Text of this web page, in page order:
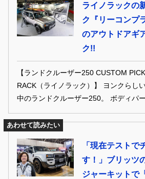
ライノラックの
ク『リーコンプ
のアウトドアギ
ク!!
【ランドクルーザー250 CUSTOM
RACK（ライノラック）】 ヨンクらし
中のランドクルーザー250。 ボディパ
タムパーツが登場。 自分らしい〝250
グメーカーまで、カッコいい1台を実現
隈の最新トレンドをチェックしてみよ
あわせて読みたい
「現在テストで
す！」ブリッツ
ジャーキットで